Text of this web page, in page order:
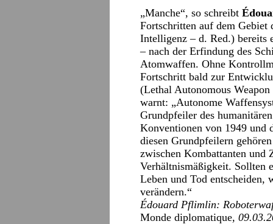
„Manche“, so schreibt
Fortschritten auf dem
Intelligenz – d. Red.) bereits
– nach der Erfindung des
Atomwaffen. Ohne
Fortschritt bald zur
(Lethal Autonomous
warnt: „Autonome
Grundpfeiler des
Konventionen von 1949 und
diesen Grundpfeilern
zwischen Kombattanten und
Verhältnismäßigkeit. Sollten
Leben und Tod entscheiden,
verändern.“
Édouard Pflimlin:
Monde diplomatique,